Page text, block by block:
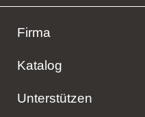
Firma
Katalog
Unterstützen